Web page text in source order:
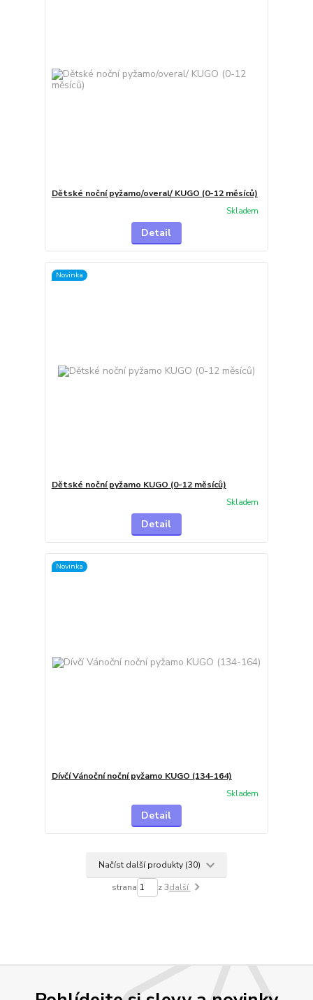
Dětské noční pyžamo/overal/ KUGO (0-12 měsíců)
Skladem
Detail
Novinka
Dětské noční pyžamo KUGO (0-12 měsíců)
Skladem
Detail
Novinka
Dívčí Vánoční noční pyžamo KUGO (134-164)
Skladem
Detail
Načíst další produkty (30)
strana z 3další